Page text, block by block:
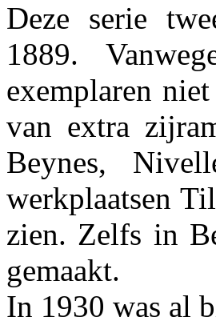
Deze serie
1889.
exemplaren
van extra
Beynes,
werkplaatsen
zien. Zelfs in
gemaakt.
In 1930 was al